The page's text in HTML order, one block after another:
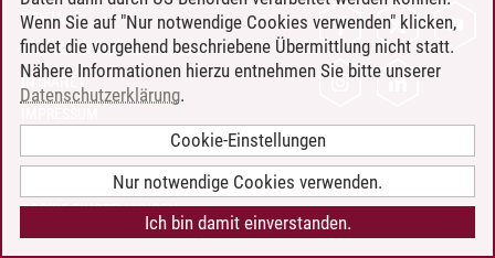
KONTAKT
LEUPHANA ALS ARBEITGEBER
INTRANET
BARRIEREFREIHEIT
COOKIE-EINSTELLUNGEN
Wenn Sie auf "Nur notwendige Cookies verwenden" klicken,
findet die vorgehend beschriebene Übermittlung nicht statt.
Nähere Informationen hierzu entnehmen Sie bitte unserer
Datenschutzerklärung.
Cookie-Einstellungen
Nur notwendige Cookies verwenden.
Ich bin damit einverstanden.